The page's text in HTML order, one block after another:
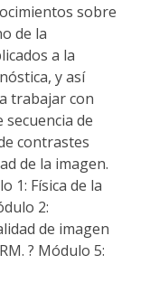
sobre
de la
a la
y así
trabajar con
de
contrastes
de la imagen.
1: Física de la
2:
de imagen
? Módulo 5: